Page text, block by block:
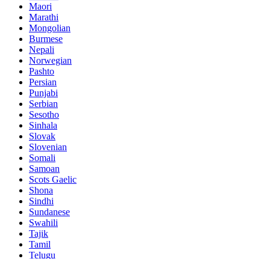
Maori
Marathi
Mongolian
Burmese
Nepali
Norwegian
Pashto
Persian
Punjabi
Serbian
Sesotho
Sinhala
Slovak
Slovenian
Somali
Samoan
Scots Gaelic
Shona
Sindhi
Sundanese
Swahili
Tajik
Tamil
Telugu